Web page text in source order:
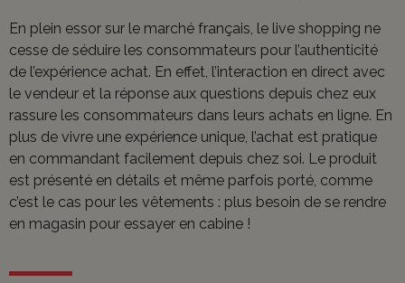
En plein essor sur le marché français, le live shopping ne
cesse de séduire les consommateurs pour l’authenticité
de l’expérience achat. En effet, l’interaction en direct avec
le vendeur et la réponse aux questions depuis chez eux
rassure les consommateurs dans leurs achats en ligne. En
plus de vivre une expérience unique, l’achat est pratique
en commandant facilement depuis chez soi. Le produit
est présenté en détails et même parfois porté, comme
c’est le cas pour les vêtements : plus besoin de se rendre
en magasin pour essayer en cabine !